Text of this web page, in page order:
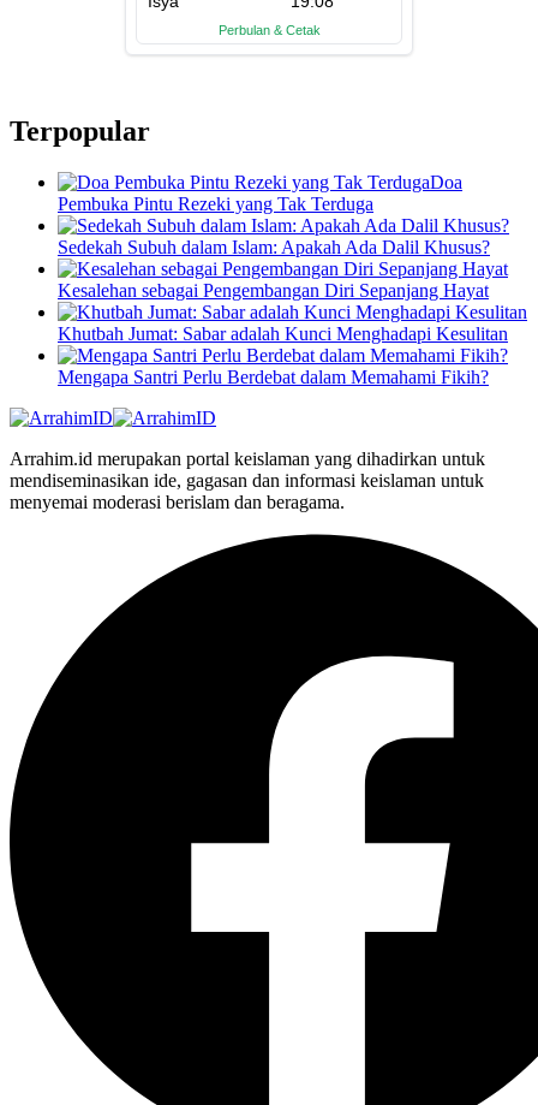
Terpopular
Doa
Pembuka Pintu Rezeki yang Tak Terduga
Sedekah Subuh dalam Islam: Apakah Ada Dalil Khusus?
Kesalehan sebagai Pengembangan Diri Sepanjang Hayat
Khutbah Jumat: Sabar adalah Kunci Menghadapi Kesulitan
Mengapa Santri Perlu Berdebat dalam Memahami Fikih?
Arrahim.id merupakan portal keislaman yang dihadirkan untuk
mendiseminasikan ide, gagasan dan informasi keislaman untuk
menyemai moderasi berislam dan beragama.